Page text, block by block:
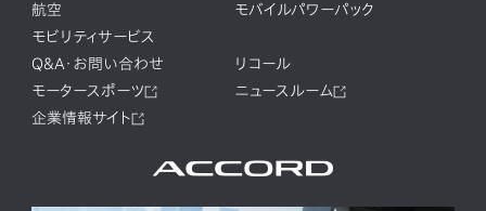
航空
モバイルパワーパック
モビリティサービス
Q&A・お問い合わせ
リコール
モータースポーツ
ニュースルーム
企業情報サイト